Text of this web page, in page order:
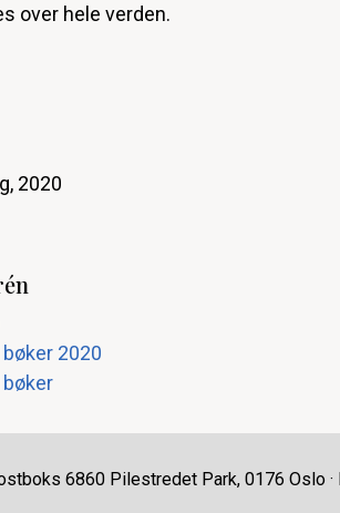
over hele verden.
2020
2020
6860 Pilestredet Park, 0176 Oslo